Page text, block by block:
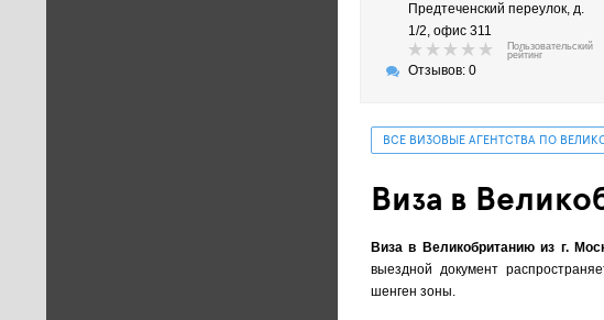
Предтеченский переулок, д.
1/2, офис 311
Пользовательский
рейтинг
Отзывов: 0
ВСЕ ВИЗОВЫЕ АГЕНТСТВА ПО
Виза в
Виза в Великобританию из г.
выездной документ
шенген зоны.